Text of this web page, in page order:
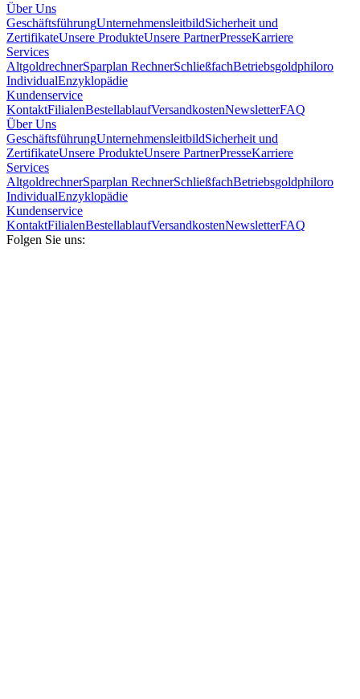
Über Uns
GeschäftsführungUnternehmensleitbildSicherheit und
ZertifikateUnsere ProdukteUnsere PartnerPresseKarriere
Services
AltgoldrechnerSparplan RechnerSchließfachBetriebsgoldphiloro
IndividualEnzyklopädie
Kundenservice
KontaktFilialenBestellablaufVersandkostenNewsletterFAQ
Über Uns
GeschäftsführungUnternehmensleitbildSicherheit und
ZertifikateUnsere ProdukteUnsere PartnerPresseKarriere
Services
AltgoldrechnerSparplan RechnerSchließfachBetriebsgoldphiloro
IndividualEnzyklopädie
Kundenservice
KontaktFilialenBestellablaufVersandkostenNewsletterFAQ
Folgen Sie uns: